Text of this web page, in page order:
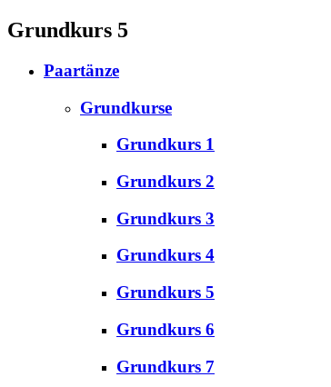
Grundkurs 5
Paartänze
Grundkurse
Grundkurs 1
Grundkurs 2
Grundkurs 3
Grundkurs 4
Grundkurs 5
Grundkurs 6
Grundkurs 7